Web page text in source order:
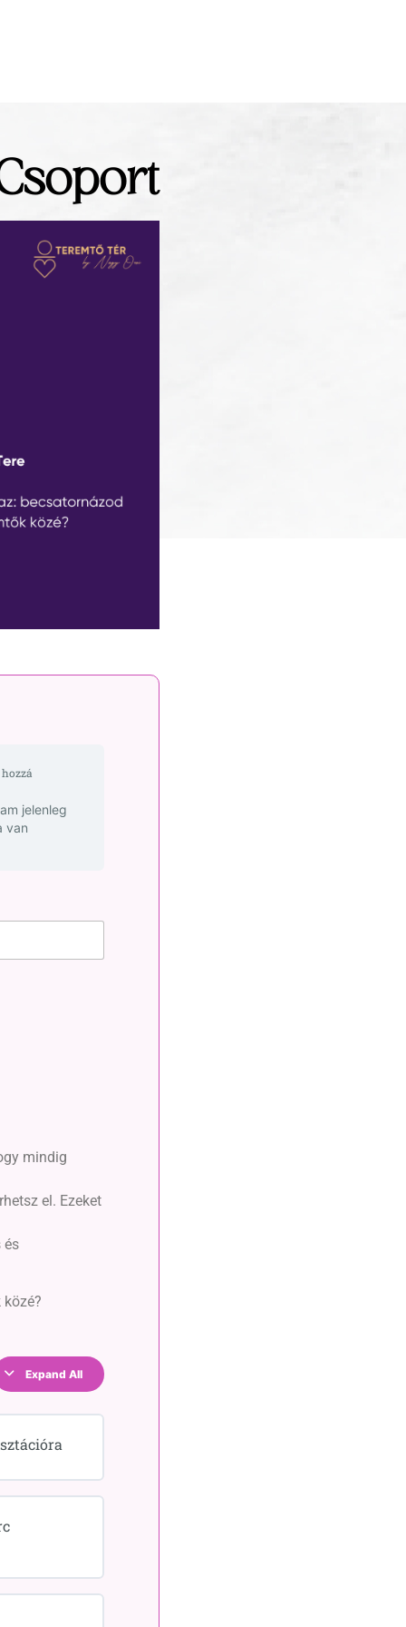
jelenleg
van
mindig
el. Ezeket
és
Expand All